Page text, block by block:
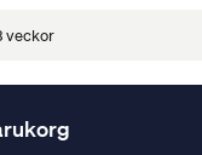
veckor